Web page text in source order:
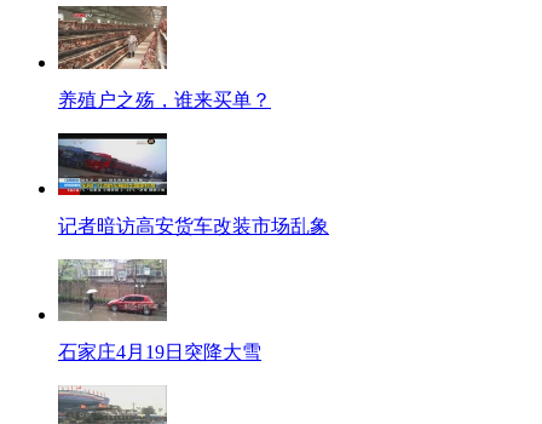
养殖户之殇，谁来买单？
记者暗访高安货车改装市场乱象
石家庄4月19日突降大雪